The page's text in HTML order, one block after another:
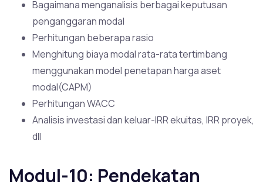
Bagaimana menganalisis berbagai keputusan
penganggaran modal
Perhitungan beberapa rasio
Menghitung biaya modal rata-rata tertimbang
menggunakan model penetapan harga aset
modal(CAPM)
Perhitungan WACC
Analisis investasi dan keluar-IRR ekuitas, IRR proyek,
dll
Modul-10: Pendekatan